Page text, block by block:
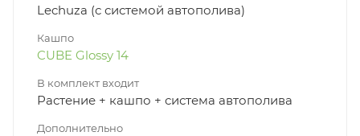
Lechuza (с системой автополива)
Кашпо
CUBE Glossy 14
В комплект входит
Растение + кашпо + система автополива
Дополнительно